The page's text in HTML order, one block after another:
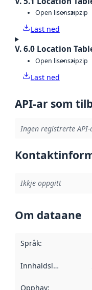
Open lisenszipzip
Last ned
V. 6.0 Location
Open lisenszipzip
Last ned
API-ar som
Ingen registrerte
Ikkje oppgitt
Om dataane
Språk:
Innhaldsleverandørar
Opphav: